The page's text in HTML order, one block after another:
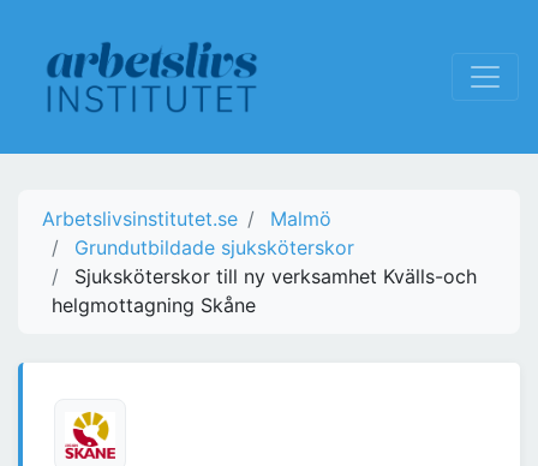
Arbetslivsinstitutet.se
Malmö
Grundutbildade sjuksköterskor
Sjuksköterskor till ny verksamhet Kvälls-och
helgmottagning Skåne